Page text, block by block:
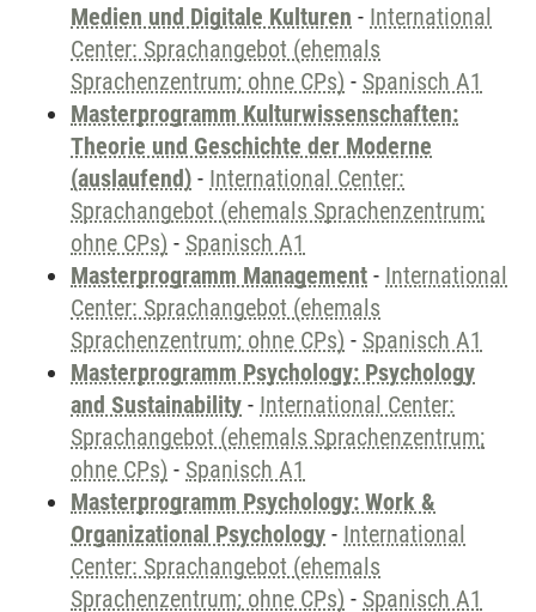
Medien und Digitale Kulturen - International
Center: Sprachangebot (ehemals
Sprachenzentrum; ohne CPs) - Spanisch A1
Masterprogramm Kulturwissenschaften:
Theorie und Geschichte der Moderne
(auslaufend) - International Center:
Sprachangebot (ehemals Sprachenzentrum;
ohne CPs) - Spanisch A1
Masterprogramm Management - International
Center: Sprachangebot (ehemals
Sprachenzentrum; ohne CPs) - Spanisch A1
Masterprogramm Psychology: Psychology
and Sustainability - International Center:
Sprachangebot (ehemals Sprachenzentrum;
ohne CPs) - Spanisch A1
Masterprogramm Psychology: Work &
Organizational Psychology - International
Center: Sprachangebot (ehemals
Sprachenzentrum; ohne CPs) - Spanisch A1